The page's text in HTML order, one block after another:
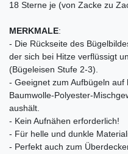
18 Sterne je (von Zacke zu
MERKMALE:
- Die Rückseite des
der sich bei Hitze verflüssigt
(Bügeleisen Stufe 2-3).
- Geeignet zum Aufbügeln auf
Baumwolle-Polyester-
aushält.
- Kein Aufnähen erforderlich!
- Für helle und dunkle
- Perfekt auch zum